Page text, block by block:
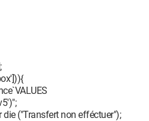
("Transfert non efféctuer");